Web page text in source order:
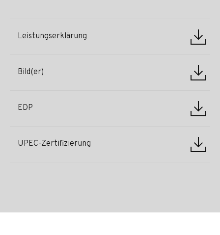
Leistungserklärung
Bild(er)
EDP
UPEC-Zertifizierung